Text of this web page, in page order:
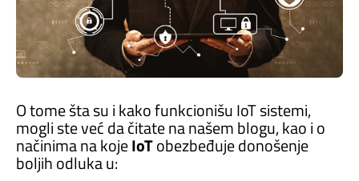
O tome šta su i kako funkcionišu IoT sistemi,
mogli ste već da čitate na našem blogu, kao i o
načinima na kojeIoTobezbeđuje donošenje
boljih odluka u: